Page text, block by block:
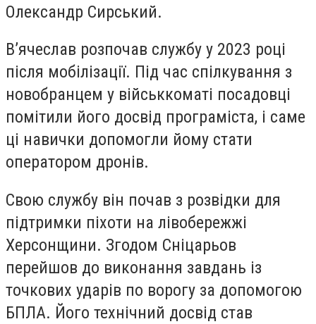
Олександр Сирський.
В’ячеслав розпочав службу у 2023 році
після мобілізації. Під час спілкування з
новобранцем у військкоматі посадовці
помітили його досвід програміста, і саме
ці навички допомогли йому стати
оператором дронів.
Свою службу він почав з розвідки для
підтримки піхоти на лівобережжі
Херсонщини. Згодом Сніцарьов
перейшов до виконання завдань із
точкових ударів по ворогу за допомогою
БПЛА. Його технічний досвід став